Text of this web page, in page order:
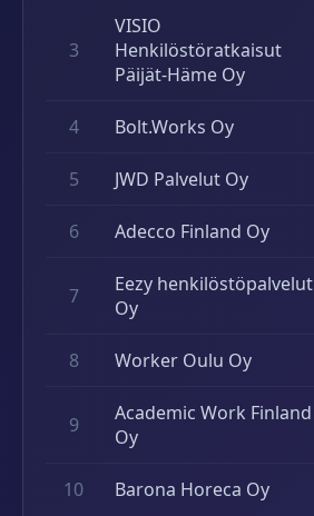
3
VISIO
Henkilöstöratkaisut
Päijät-Häme Oy
4 Bolt.Works Oy
5 JWD Palvelut Oy
6 Adecco Finland Oy
7
Eezy henkilöstöpalvelut
Oy
8 Worker Oulu Oy
9
Academic Work Finland
Oy
10 Barona Horeca Oy